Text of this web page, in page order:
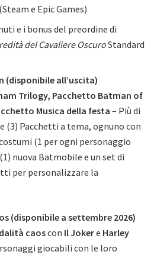
e Epic Games)
e i bonus del preordine di
del Cavaliere OscuroStandard
(disponibile all’uscita)
Trilogy, Pacchetto Batman of
Musica della festa – Più di
(3) Pacchetti a tema, ognuno con
(1 per ogni personaggio
nuova Batmobile e un set di
per personalizzare la
(disponibile a settembre 2026)
caoscon Il Jokere Harley
giocabili con le loro